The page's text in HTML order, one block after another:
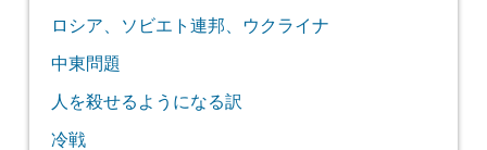
ロシア、ソビエト連邦、ウクライナ
中東問題
人を殺せるようになる訳
冷戦